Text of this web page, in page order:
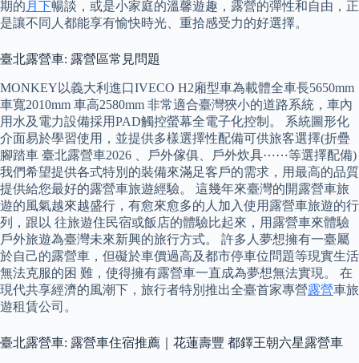
期的 月下暢談，或是小家庭的溫馨遊趣，露營的彈性和自由，正
是讓不同人都能享有愉快時光、重拾感受力的好選擇。
臺北露營車: 露營區常見問題
MONKEY以義大利進口IVECO H2廂型車為載體全車長5650mm
車寬2010mm 車高2580mm 非常適合臺灣狹小的道路系統，車內
用水及電力設備採用PAD觸控螢幕全電子化控制。 系統圖形化
介面易於學習使用，並提供多樣選擇性配備可供旅客選擇(折疊
腳踏車 臺北露營車2026 、戶外傢俱、戶外炊具⋯⋯等選擇配備)
我們希望提供各式特別的裝備來滿足客戶的需求，用最高的品質
提供給您最好的露營車旅遊經驗。 這幾年來臺灣的開露營車旅
遊的風氣越來越盛行，有愈來愈多的人加入使用露營車旅遊的行
列，跟以 往旅遊住民宿或飯店的體驗比起來，用露營車來體驗
戶外旅遊為臺灣未來新興的旅行方式。 許多人夢想擁有一臺屬
於自己的露營車，但礙於車價過高及都市停車位問題等現實生活
無法克服的困 難，使得擁有露營車一直成為夢想無法實現。 在
現代共享經濟的風潮下，旅行者特別推出全臺首家專營露營車旅
遊租賃公司。
臺北露營車: 露營車住宿推薦｜花蓮壽豐 都鐸王朝六星露營車